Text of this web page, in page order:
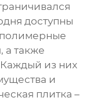
доступны
а также
из них
и
плитка –